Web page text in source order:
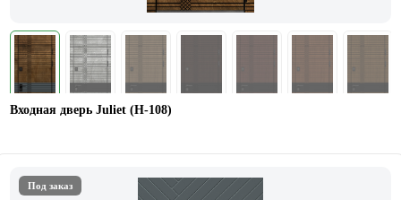
Входная дверь Juliet (Н-108)
Под заказ